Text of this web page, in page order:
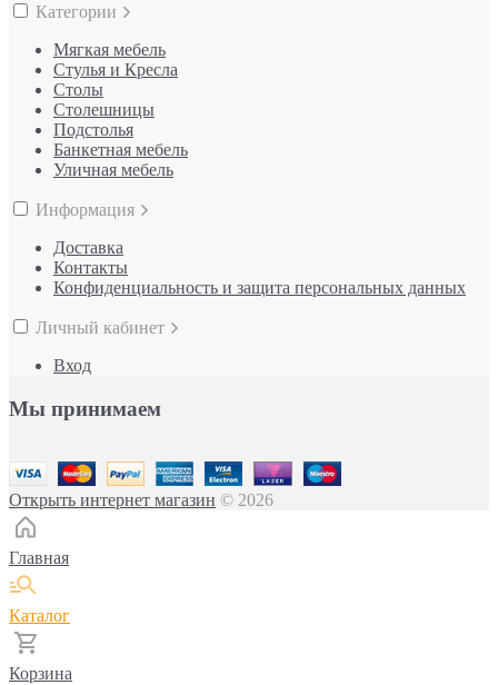
Категории
Мягкая мебель
Стулья и Кресла
Столы
Столешницы
Подстолья
Банкетная мебель
Уличная мебель
Информация
Доставка
Контакты
Конфиденциальность и защита персональных данных
Личный кабинет
Вход
Мы принимаем
Открыть интернет магазин © 2026
Главная
Каталог
Корзина